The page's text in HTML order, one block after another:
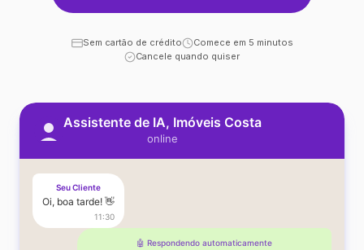
Sem cartão de crédito
Comece em 5 minutos
Cancele quando quiser
Assistente de IA, Imóveis Costa
online
Seu Cliente
Oi, boa tarde! 👋
11:30
🤖 Respondendo automaticamente